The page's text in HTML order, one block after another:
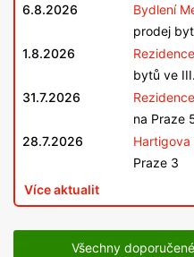
6.8.2026 Bydlení
prodej
1.8.2026
bytů ve
31.7.2026
na Praze
28.7.2026
Hartigova
Praze 3
Více aktualit
Všechny